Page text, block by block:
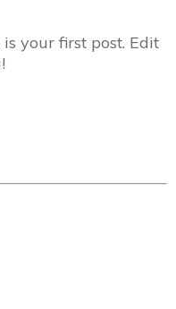
your first post. Edit